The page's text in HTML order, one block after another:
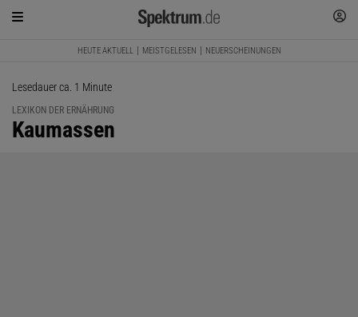
HEUTE AKTUELL MEISTGELESEN NEUERSCHEINUNGEN
Lesedauer ca. 1 Minute
LEXIKON DER ERNÄHRUNG
:
Kaumassen